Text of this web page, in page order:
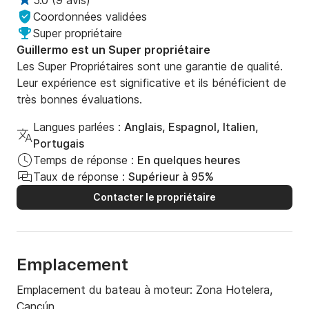
d'anniversaire, les enterrements de vie de jeune fille,
les réunions, les mariages, toutes les occasions
spéciales. Ou tout simplement pour célébrer la vie !!
Nous serons ravis de vous accueillir !
TARIFS YACHT :
• 4 heures 9 300 PESOS
• 6 heures 16 600 PESOS
• 8 heures 18 600 PESOS
• LES FRAIS DE QUAI SONT DE 13 USD PAR
PERSONNE
LA LOCATION COMPREND :
• 24 bières
• 24 bouteilles d'eau
• 24 boissons non alcoolisées
Coordonnées validées
Super propriétaire
Guillermo est un Super propriétaire
Les Super Propriétaires sont une garantie de qualité.
Leur expérience est significative et ils bénéficient de
très bonnes évaluations.
Langues parlées : Anglais, Espagnol, Italien,
Portugais
Temps de réponse : En quelques heures
Taux de réponse : Supérieur à 95%
Contacter le propriétaire
Emplacement
Emplacement du bateau à moteur: Zona Hotelera,